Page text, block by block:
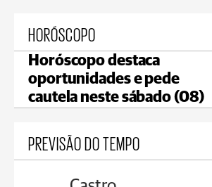
HORÓSCOPO
Horóscopo destaca
oportunidades e pede
cautela neste sábado (08)
PREVISÃO DO TEMPO